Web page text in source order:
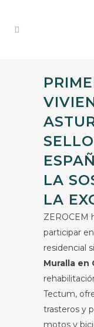
LA
LA
ZEROCEM
participar
residencial
Muralla en
Tectum,
trasteros y
motos y